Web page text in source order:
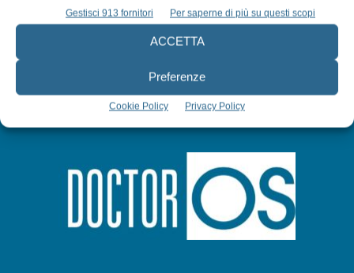
Gestisci 913 fornitori Per saperne di più su questi scopi
ACCETTA
Preferenze
Cookie Policy Privacy Policy
Iscriviti alla newsletter